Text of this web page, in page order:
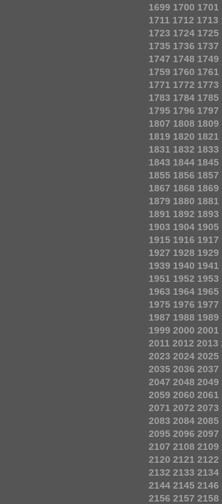
1699 1700 1701
1711 1712 1713
1723 1724 1725
1735 1736 1737
1747 1748 1749
1759 1760 1761
1771 1772 1773
1783 1784 1785
1795 1796 1797
1807 1808 1809
1819 1820 1821
1831 1832 1833
1843 1844 1845
1855 1856 1857
1867 1868 1869
1879 1880 1881
1891 1892 1893
1903 1904 1905
1915 1916 1917
1927 1928 1929
1939 1940 1941
1951 1952 1953
1963 1964 1965
1975 1976 1977
1987 1988 1989
1999 2000 2001
2011 2012 2013
2023 2024 2025
2035 2036 2037
2047 2048 2049
2059 2060 2061
2071 2072 2073
2083 2084 2085
2095 2096 2097
2107 2108 2109
2120 2121 2122
2132 2133 2134
2144 2145 2146
2156 2157 2158